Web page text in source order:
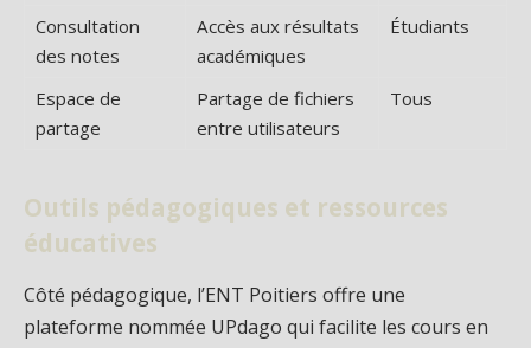
Consultation
des notes
Accès aux résultats
académiques
Étudiants
Espace de
partage
Partage de fichiers
entre utilisateurs
Tous
Outils pédagogiques et ressources
éducatives
Côté pédagogique, l’ENT Poitiers offre une
plateforme nommée UPdago qui facilite les cours en